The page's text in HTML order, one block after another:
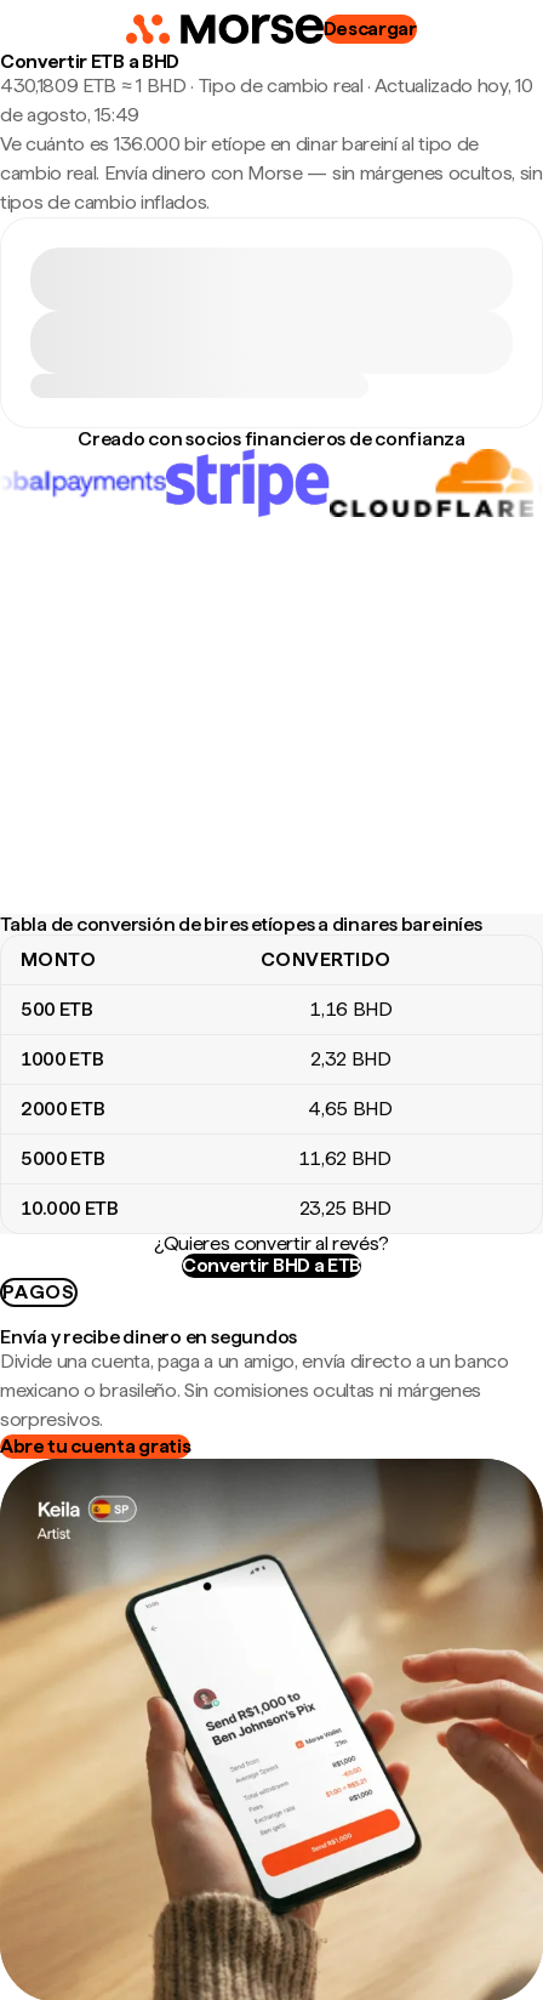
Descargar
Convertir ETB a BHD
430,1809 ETB ≈ 1 BHD · Tipo de cambio real · Actualizado hoy, 10
de agosto, 15:49
Ve cuánto es 136.000 bir etíope en dinar bareiní al tipo de
cambio real. Envía dinero con Morse — sin márgenes ocultos, sin
tipos de cambio inflados.
Creado con socios financieros de confianza
Tabla de conversión de bires etíopes a dinares bareiníes
Tabla de conversión de bires etíopes a dinares bareiníes
MONTO CONVERTIDO
500 ETB 1,16 BHD
1000 ETB 2,32 BHD
2000 ETB 4,65 BHD
5000 ETB 11,62 BHD
10.000 ETB 23,25 BHD
¿Quieres convertir al revés?
Convertir BHD a ETB
PAGOS
Envía y recibe dinero en segundos
Divide una cuenta, paga a un amigo, envía directo a un banco
mexicano o brasileño. Sin comisiones ocultas ni márgenes
sorpresivos.
Abre tu cuenta gratis